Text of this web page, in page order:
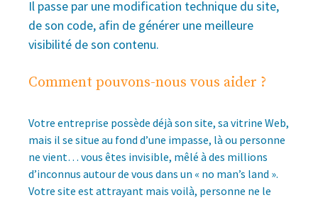
Il passe par une modification technique du site,
de son code, afin de générer une meilleure
visibilité de son contenu.
Comment pouvons-nous vous aider ?
Votre entreprise possède déjà son site, sa vitrine Web,
mais il se situe au fond d’une impasse, là ou personne
ne vient… vous êtes invisible, mêlé à des millions
d’inconnus autour de vous dans un « no man’s land ».
Votre site est attrayant mais voilà, personne ne le